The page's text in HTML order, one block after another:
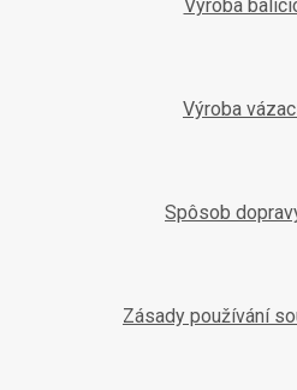
Výroba
Výroba
Spôsob
Zásady používání